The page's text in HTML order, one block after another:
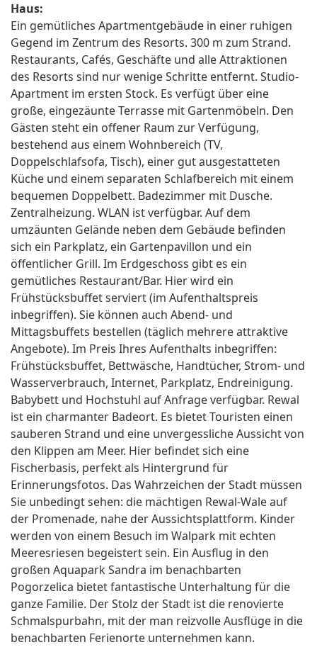
Haus:
Ein gemütliches Apartmentgebäude in einer ruhigen
Gegend im Zentrum des Resorts. 300 m zum Strand.
Restaurants, Cafés, Geschäfte und alle Attraktionen
des Resorts sind nur wenige Schritte entfernt. Studio-
Apartment im ersten Stock. Es verfügt über eine
große, eingezäunte Terrasse mit Gartenmöbeln. Den
Gästen steht ein offener Raum zur Verfügung,
bestehend aus einem Wohnbereich (TV,
Doppelschlafsofa, Tisch), einer gut ausgestatteten
Küche und einem separaten Schlafbereich mit einem
bequemen Doppelbett. Badezimmer mit Dusche.
Zentralheizung. WLAN ist verfügbar. Auf dem
umzäunten Gelände neben dem Gebäude befinden
sich ein Parkplatz, ein Gartenpavillon und ein
öffentlicher Grill. Im Erdgeschoss gibt es ein
gemütliches Restaurant/Bar. Hier wird ein
Frühstücksbuffet serviert (im Aufenthaltspreis
inbegriffen). Sie können auch Abend- und
Mittagsbuffets bestellen (täglich mehrere attraktive
Angebote). Im Preis Ihres Aufenthalts inbegriffen:
Frühstücksbuffet, Bettwäsche, Handtücher, Strom- und
Wasserverbrauch, Internet, Parkplatz, Endreinigung.
Babybett und Hochstuhl auf Anfrage verfügbar. Rewal
ist ein charmanter Badeort. Es bietet Touristen einen
sauberen Strand und eine unvergessliche Aussicht von
den Klippen am Meer. Hier befindet sich eine
Fischerbasis, perfekt als Hintergrund für
Erinnerungsfotos. Das Wahrzeichen der Stadt müssen
Sie unbedingt sehen: die mächtigen Rewal-Wale auf
der Promenade, nahe der Aussichtsplattform. Kinder
werden von einem Besuch im Walpark mit echten
Meeresriesen begeistert sein. Ein Ausflug in den
großen Aquapark Sandra im benachbarten
Pogorzelica bietet fantastische Unterhaltung für die
ganze Familie. Der Stolz der Stadt ist die renovierte
Schmalspurbahn, mit der man reizvolle Ausflüge in die
benachbarten Ferienorte unternehmen kann.